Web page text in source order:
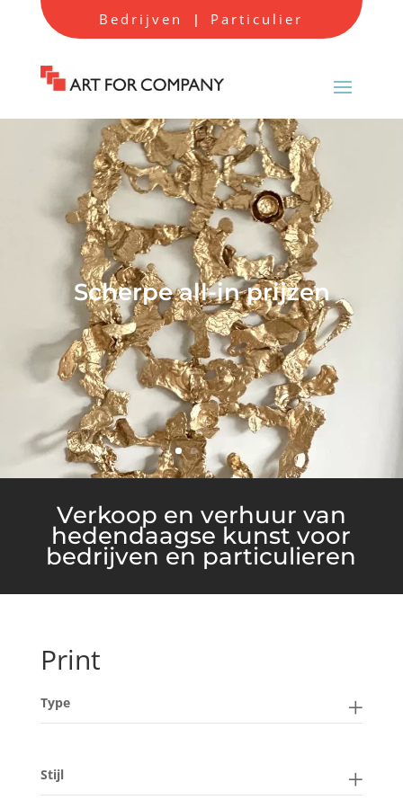
Bedrijven | Particulier
Scherpe all-in prijzen
Verkoop en verhuur van
hedendaagse kunst voor
bedrijven en particulieren
Print
Type
Stijl